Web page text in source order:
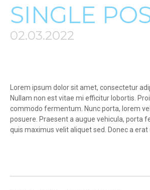
SINGLE
02.03.2022
Lorem ipsum dolor sit amet, consectetur
Nullam non est vitae mi efficitur lobortis.
commodo fermentum. Nunc porta, lorem
posuere. Praesent a augue vehicula, porta
quis maximus velit aliquet sed. Donec a